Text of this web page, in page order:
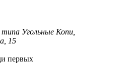
типа Угольные Копи,
15
первых